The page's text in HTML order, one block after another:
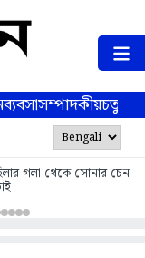
ব্যবসাসম্পাদকীয়
গলা থেকে সোনার চেন